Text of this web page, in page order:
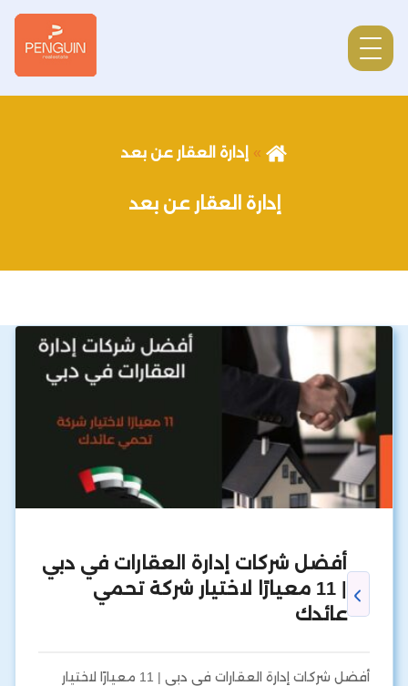
إدارة العقار عن بعد
إدارة العقار عن بعد
أفضل شركات إدارة العقارات في دبي
| 11 معيارًا لاختيار شركة تحمي
عائدك
أفضل شركات إدارة العقارات في دبي | 11 معيارًا لاختيار